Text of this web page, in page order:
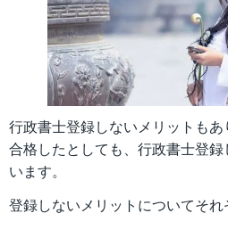
行政書士登録しないメリットも
合格したとしても、行政書士登録
います。
登録しないメリットについてそれ